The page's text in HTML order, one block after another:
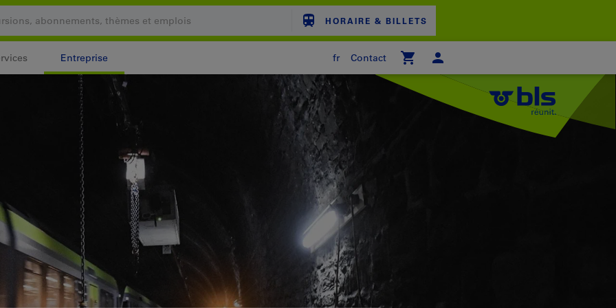
HORAIRE & BILLETS
Entreprise fr
Contact
Votre panier est vide
PANIER D'ACHAT